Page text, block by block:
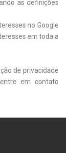
as definições
no Google
em toda a
de privacidade
em contato